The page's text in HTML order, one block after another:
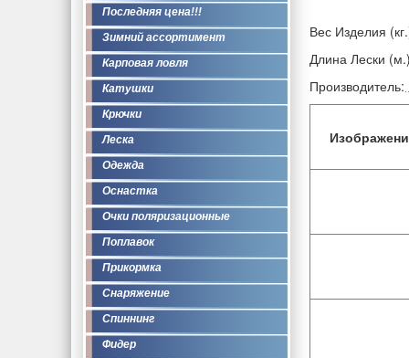
Последняя цена!!!
Зимний ассортимент
Карповая ловля
Катушки
Крючки
Леска
Одежда
Оснастка
Очки поляризационные
Поплавок
Прикормка
Снаряжение
Спиннинг
Фидер
Вес Изделия
Длина Лески
Производитель: